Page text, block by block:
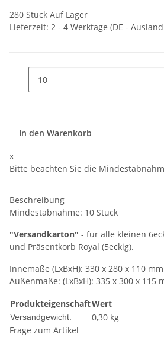
280 Stück Auf Lager
Lieferzeit: 2 - 4 Werktage (DE -
In den Warenkorb
x
Bitte beachten Sie die
Beschreibung
Mindestabnahme: 10 Stück
"Versandkarton" - für alle kleinen
und Präsentkorb Royal (5eckig).
Innemaße (LxBxH): 330 x 280 x 110 mm
Außenmaße: (LxBxH): 335 x 300 x 115
ProdukteigenschaftWert
Versandgewicht:
0,30 kg
Frage zum Artikel